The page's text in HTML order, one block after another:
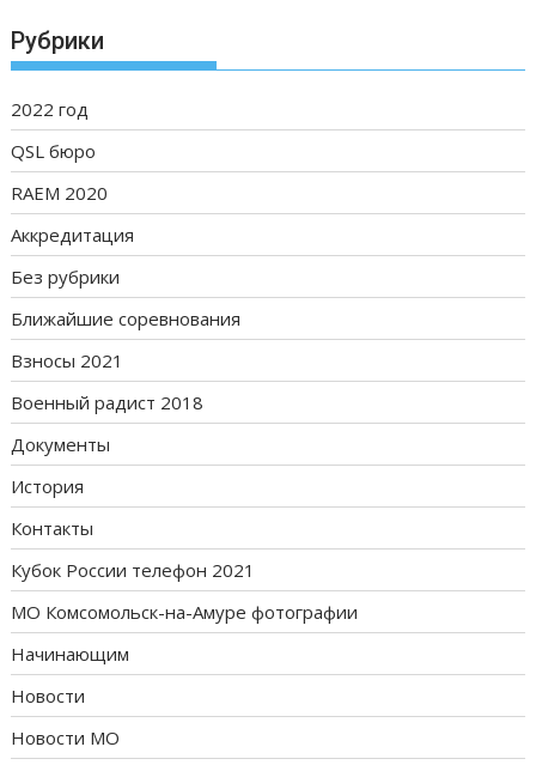
Рубрики
2022 год
QSL бюро
RAEM 2020
Аккредитация
Без рубрики
Ближайшие соревнования
Взносы 2021
Военный радист 2018
Документы
История
Контакты
Кубок России телефон 2021
МО Комсомольск-на-Амуре фотографии
Начинающим
Новости
Новости МО